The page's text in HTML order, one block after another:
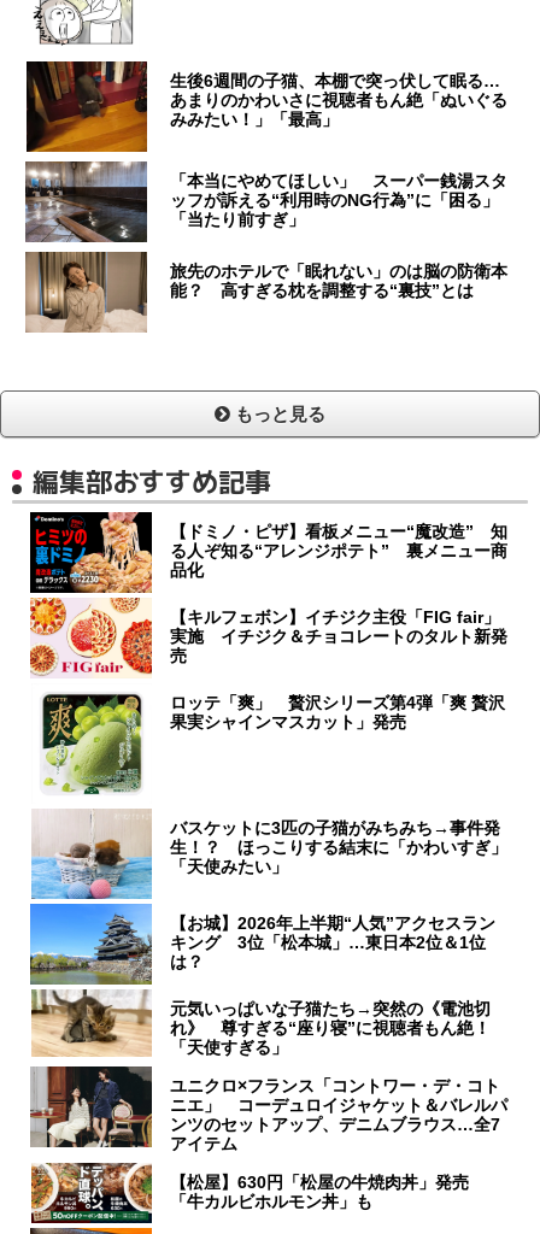
生後6週間の子猫、本棚で突っ伏して眠る…
あまりのかわいさに視聴者もん絶「ぬいぐる
みみたい！」「最高」
「本当にやめてほしい」 スーパー銭湯スタ
ッフが訴える“利用時のNG行為”に「困る」
「当たり前すぎ」
旅先のホテルで「眠れない」のは脳の防衛本
能？ 高すぎる枕を調整する“裏技”とは
もっと見る
編集部おすすめ記事
【ドミノ・ピザ】看板メニュー“魔改造” 知
る人ぞ知る“アレンジポテト” 裏メニュー商
品化
【キルフェボン】イチジク主役「FIG fair」
実施 イチジク＆チョコレートのタルト新発
売
ロッテ「爽」 贅沢シリーズ第4弾「爽 贅沢
果実シャインマスカット」発売
バスケットに3匹の子猫がみちみち→事件発
生！？ ほっこりする結末に「かわいすぎ」
「天使みたい」
【お城】2026年上半期“人気”アクセスラン
キング 3位「松本城」…東日本2位＆1位
は？
元気いっぱいな子猫たち→突然の《電池切
れ》 尊すぎる“座り寝”に視聴者もん絶！
「天使すぎる」
ユニクロ×フランス「コントワー・デ・コト
ニエ」 コーデュロイジャケット＆バレルパ
ンツのセットアップ、デニムブラウス…全7
アイテム
【松屋】630円「松屋の牛焼肉丼」発売
「牛カルビホルモン丼」も